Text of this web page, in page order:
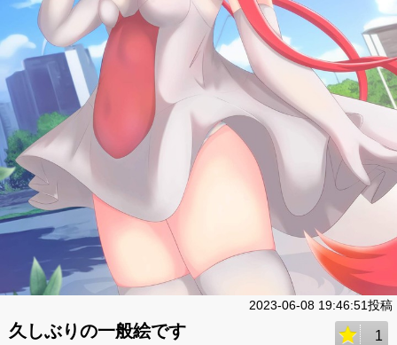
2023-06-08 19:46:51投稿
久しぶりの一般絵です 1